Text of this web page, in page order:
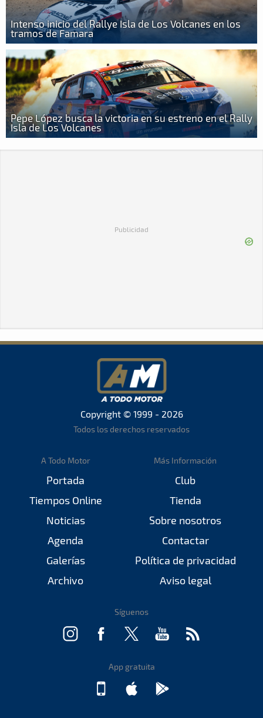
Intenso inicio del Rallye Isla de Los Volcanes en los
tramos de Famara
Pepe López busca la victoria en su estreno en el Rally
Isla de Los Volcanes
Publicidad
Copyright © 1999 - 2026
Todos los derechos reservados
A Todo Motor
Portada
Tiempos Online
Noticias
Agenda
Galerías
Archivo
Más Información
Club
Tienda
Sobre nosotros
Contactar
Política de privacidad
Aviso legal
Síguenos
App gratuita